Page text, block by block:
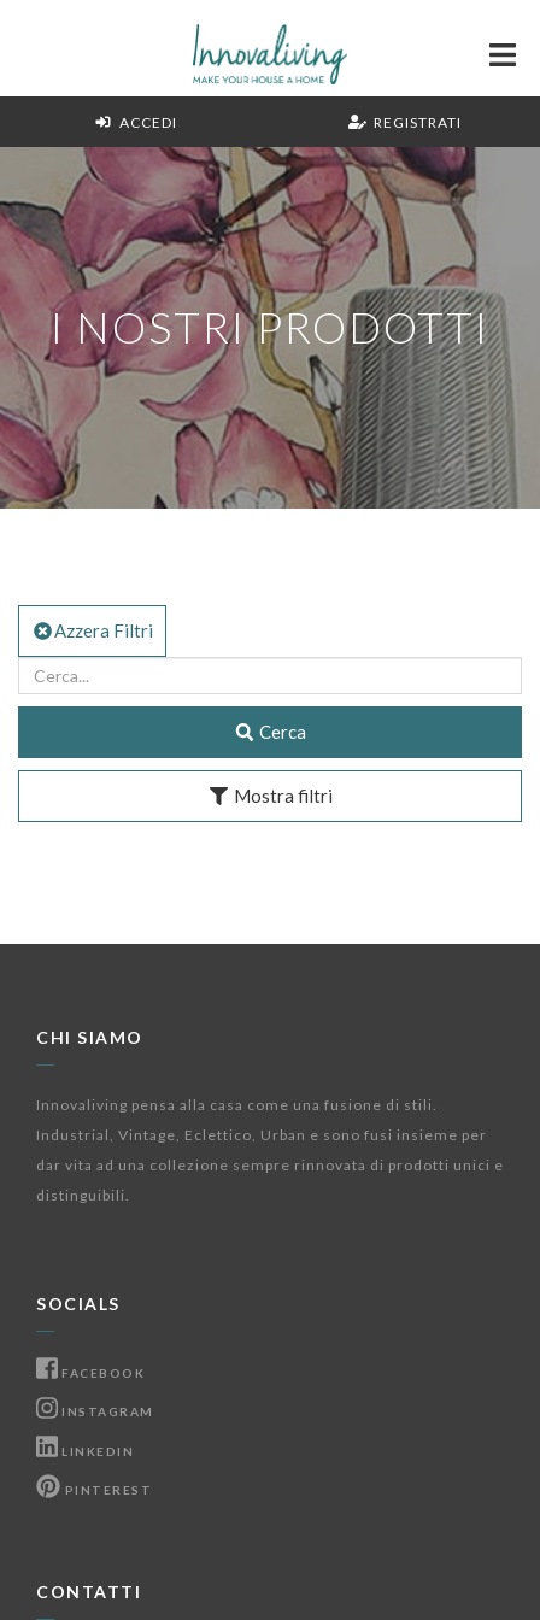
ACCEDI REGISTRATI
I NOSTRI PRODOTTI
Azzera Filtri
Cerca
Mostra filtri
CHI SIAMO
Innovaliving pensa alla casa come una fusione di stili.
Industrial, Vintage, Eclettico, Urban e sono fusi insieme per
dar vita ad una collezione sempre rinnovata di prodotti unici e
distinguibili.
SOCIALS
FACEBOOK
INSTAGRAM
LINKEDIN
PINTEREST
CONTATTI